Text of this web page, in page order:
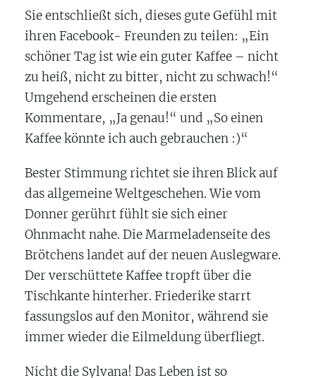
Sie entschließt sich, dieses gute Gefühl mit
ihren Facebook- Freunden zu teilen: „Ein
schöner Tag ist wie ein guter Kaffee – nicht
zu heiß, nicht zu bitter, nicht zu schwach!“
Umgehend erscheinen die ersten
Kommentare, „Ja genau!“ und „So einen
Kaffee könnte ich auch gebrauchen :)“
Bester Stimmung richtet sie ihren Blick auf
das allgemeine Weltgeschehen. Wie vom
Donner gerührt fühlt sie sich einer
Ohnmacht nahe. Die Marmeladenseite des
Brötchens landet auf der neuen Auslegware.
Der verschüttete Kaffee tropft über die
Tischkante hinterher. Friederike starrt
fassungslos auf den Monitor, während sie
immer wieder die Eilmeldung überfliegt.
Nicht die Sylvana! Das Leben ist so